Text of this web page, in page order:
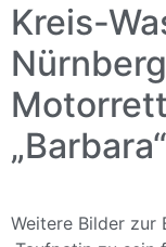
Kreis-
„Barbara“
Weitere Bilder zur